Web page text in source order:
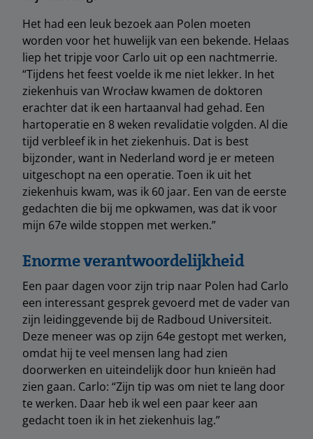
Het had een leuk bezoek aan Polen moeten
worden voor het huwelijk van een bekende. Helaas
liep het tripje voor Carlo uit op een nachtmerrie.
“Tijdens het feest voelde ik me niet lekker. In het
ziekenhuis van Wrocław kwamen de doktoren
erachter dat ik een hartaanval had gehad. Een
hartoperatie en 8 weken revalidatie volgden. Al die
tijd verbleef ik in het ziekenhuis. Dat is best
bijzonder, want in Nederland word je er meteen
uitgeschopt na een operatie. Toen ik uit het
ziekenhuis kwam, was ik 60 jaar. Een van de eerste
gedachten die bij me opkwamen, was dat ik voor
mijn 67e wilde stoppen met werken.”
Enorme verantwoordelijkheid
Een paar dagen voor zijn trip naar Polen had Carlo
een interessant gesprek gevoerd met de vader van
zijn leidinggevende bij de Radboud Universiteit.
Deze meneer was op zijn 64e gestopt met werken,
omdat hij te veel mensen lang had zien
doorwerken en uiteindelijk door hun knieën had
zien gaan. Carlo: “Zijn tip was om niet te lang door
te werken. Daar heb ik wel een paar keer aan
gedacht toen ik in het ziekenhuis lag.”